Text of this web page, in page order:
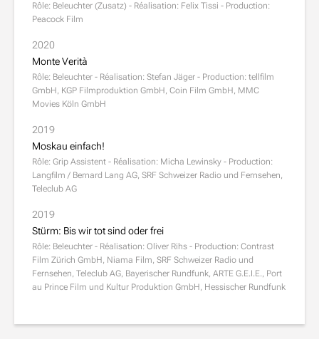
Rôle: Beleuchter (Zusatz) - Réalisation: Felix Tissi - Production:
Peacock Film
2020
Monte Verità
Rôle: Beleuchter - Réalisation: Stefan Jäger - Production: tellfilm
GmbH, KGP Filmproduktion GmbH, Coin Film GmbH, MMC
Movies Köln GmbH
2019
Moskau einfach!
Rôle: Grip Assistent - Réalisation: Micha Lewinsky - Production:
Langfilm / Bernard Lang AG, SRF Schweizer Radio und Fernsehen,
Teleclub AG
2019
Stürm: Bis wir tot sind oder frei
Rôle: Beleuchter - Réalisation: Oliver Rihs - Production: Contrast
Film Zürich GmbH, Niama Film, SRF Schweizer Radio und
Fernsehen, Teleclub AG, Bayerischer Rundfunk, ARTE G.E.I.E., Port
au Prince Film und Kultur Produktion GmbH, Hessischer Rundfunk